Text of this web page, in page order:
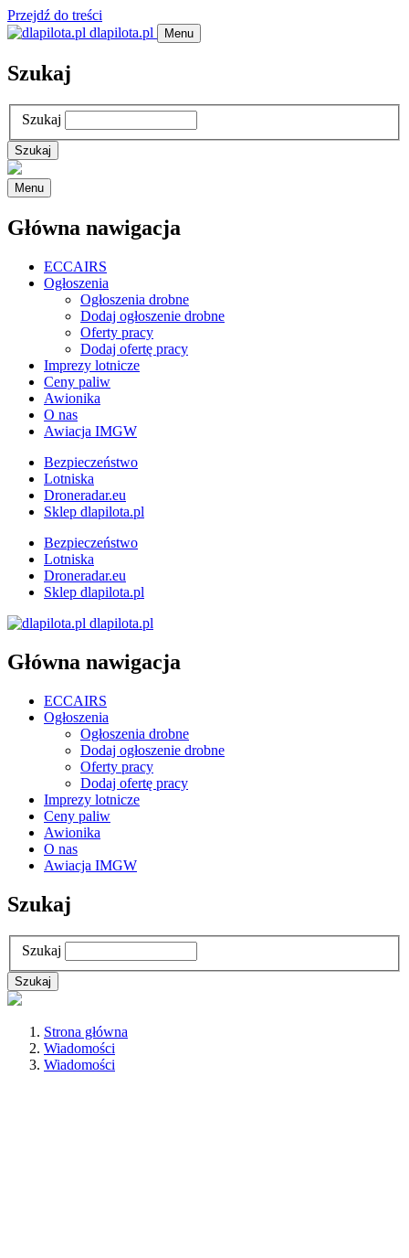
Przejdź do treści
dlapilota.pl
Menu
Szukaj
Szukaj
Menu
Główna nawigacja
ECCAIRS
Ogłoszenia
Ogłoszenia drobne
Dodaj ogłoszenie drobne
Oferty pracy
Dodaj ofertę pracy
Imprezy lotnicze
Ceny paliw
Awionika
O nas
Awiacja IMGW
Bezpieczeństwo
Lotniska
Droneradar.eu
Sklep dlapilota.pl
Bezpieczeństwo
Lotniska
Droneradar.eu
Sklep dlapilota.pl
dlapilota.pl
Główna nawigacja
ECCAIRS
Ogłoszenia
Ogłoszenia drobne
Dodaj ogłoszenie drobne
Oferty pracy
Dodaj ofertę pracy
Imprezy lotnicze
Ceny paliw
Awionika
O nas
Awiacja IMGW
Szukaj
Szukaj
Strona główna
Wiadomości
Wiadomości